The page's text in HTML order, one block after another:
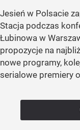
Jesień w Polsacie
Stacja podczas
Łubinowa w
propozycje na
nowe programy,
serialowe premiery